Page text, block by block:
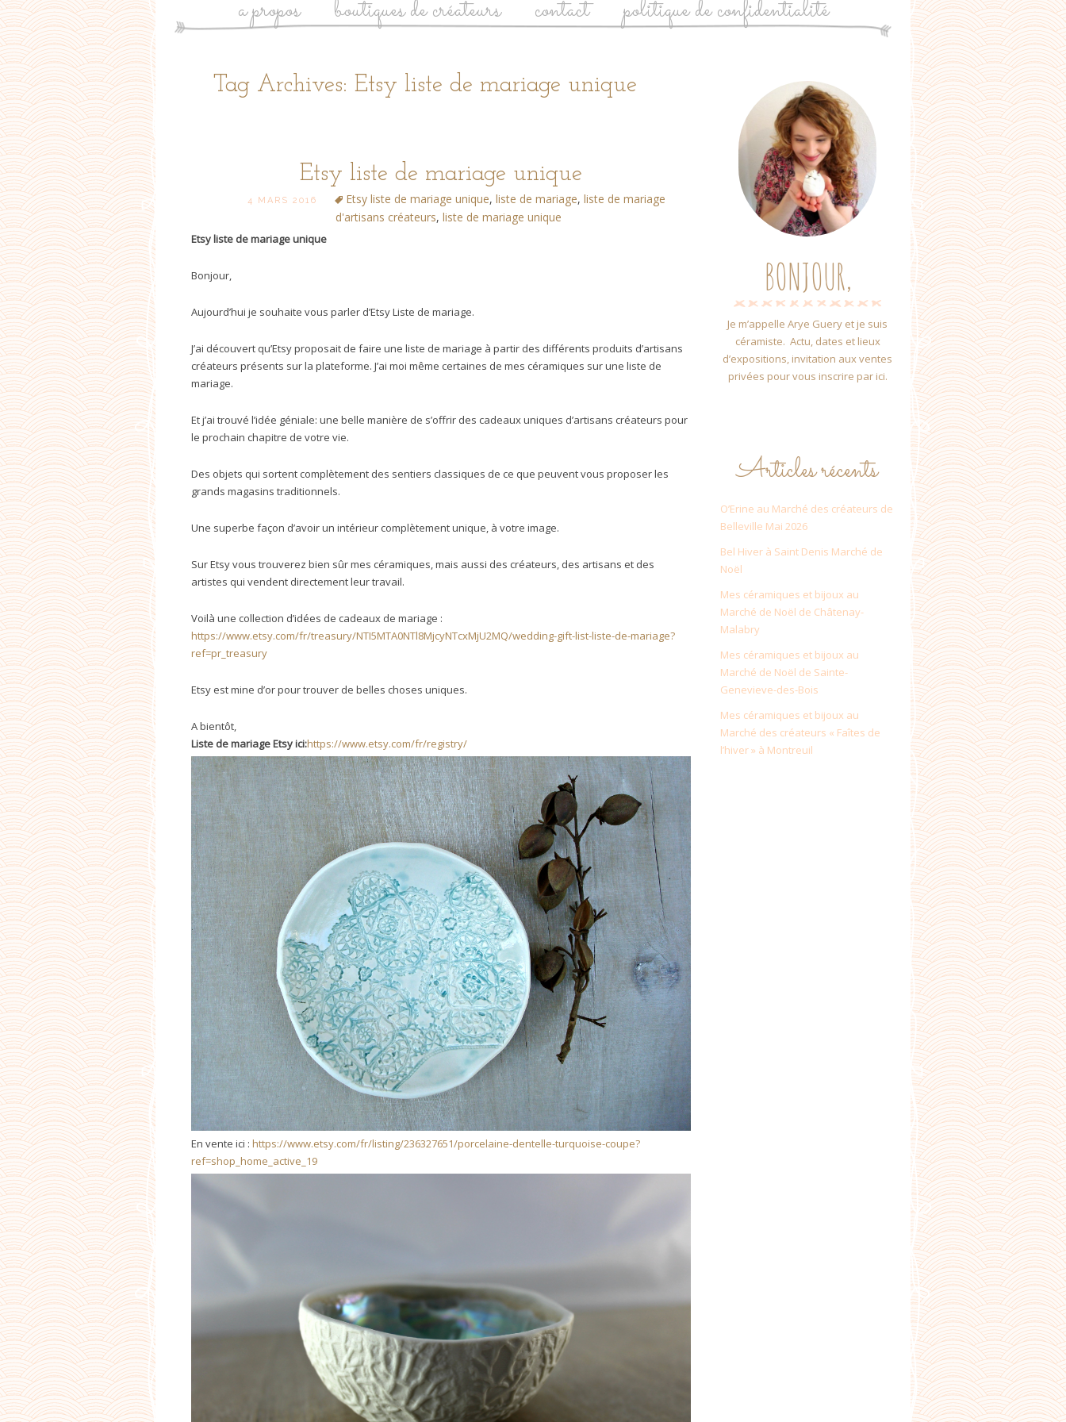
a propos boutiques de créateurs contact politique de confidentialité
Tag Archives: Etsy liste de mariage unique
Etsy liste de mariage unique
4 MARS 2016 Etsy liste de mariage unique,liste de mariage,liste de mariage
d'artisans créateurs,liste de mariage unique
Etsy liste de mariage unique
Bonjour,
Aujourd’hui je souhaite vous parler d’Etsy Liste de mariage.
J’ai découvert qu’Etsy proposait de faire une liste de mariage à partir des différents produits d’artisans
créateurs présents sur la plateforme. J’ai moi même certaines de mes céramiques sur une liste de
mariage.
Et j’ai trouvé l’idée géniale: une belle manière de s’offrir des cadeaux uniques d’artisans créateurs pour
le prochain chapitre de votre vie.
Des objets qui sortent complètement des sentiers classiques de ce que peuvent vous proposer les
grands magasins traditionnels.
Une superbe façon d’avoir un intérieur complètement unique, à votre image.
Sur Etsy vous trouverez bien sûr mes céramiques, mais aussi des créateurs, des artisans et des
artistes qui vendent directement leur travail.
Voilà une collection d’idées de cadeaux de mariage :
https://www.etsy.com/fr/treasury/NTI5MTA0NTl8MjcyNTcxMjU2MQ/wedding-gift-list-liste-de-mariage?
ref=pr_treasury
Etsy est mine d’or pour trouver de belles choses uniques.
A bientôt,
Liste de mariage Etsy ici:https://www.etsy.com/fr/registry/
En vente ici : https://www.etsy.com/fr/listing/236327651/porcelaine-dentelle-turquoise-coupe?
ref=shop_home_active_19
BONJOUR,
Je m’appelle Arye Guery et je suis
céramiste. Actu, dates et lieux
d’expositions, invitation aux ventes
privées pour vous inscrire par ici.
Articles récents
O’Erine au Marché des créateurs de
Belleville Mai 2026
Bel Hiver à Saint Denis Marché de
Noël
Mes céramiques et bijoux au
Marché de Noël de Châtenay-
Malabry
Mes céramiques et bijoux au
Marché de Noël de Sainte-
Genevieve-des-Bois
Mes céramiques et bijoux au
Marché des créateurs « Faîtes de
l’hiver » à Montreuil